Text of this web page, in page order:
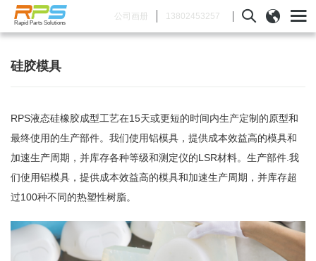
Rapid Parts Solutions
公司画册 13802453257
硅胶模具
RPS液态硅橡胶成型工艺在15天或更短的时间内生产定制的原型和
最终使用的生产部件。我们使用铝模具，提供成本效益高的模具和
加速生产周期，并库存各种等级和测定仪的LSR材料。生产部件.我
们使用铝模具，提供成本效益高的模具和加速生产周期，并库存超
过100种不同的热塑性树脂。